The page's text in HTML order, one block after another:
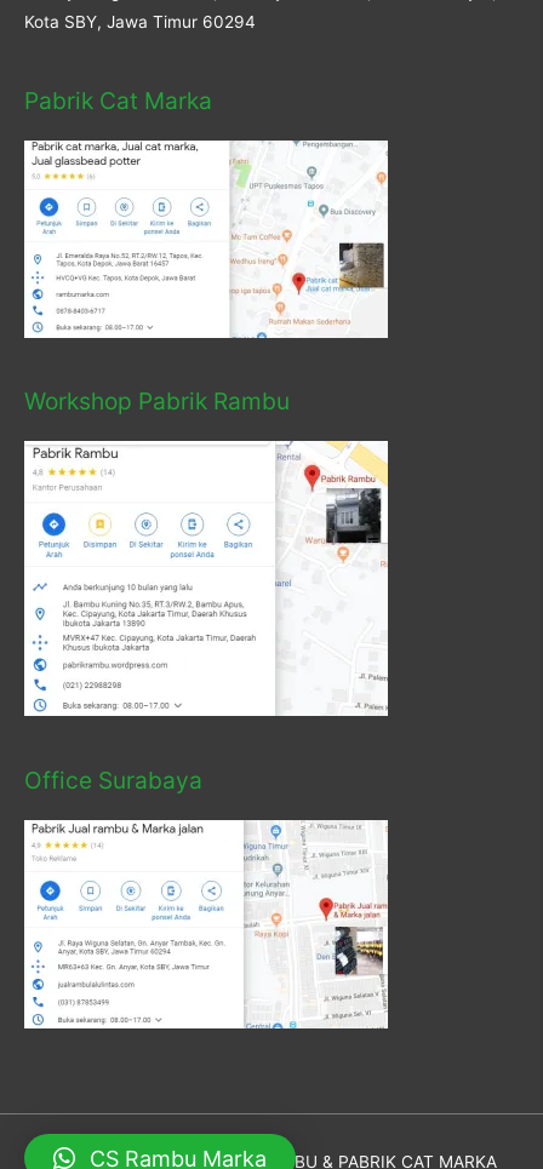
Kota SBY, Jawa Timur 60294
Pabrik Cat Marka
Workshop Pabrik Rambu
Office Surabaya
Hak Cipta © 2026PABRIK RAMBU & PABRIK CAT MARKA
CS Rambu Marka